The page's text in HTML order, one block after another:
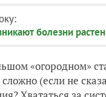
болезни
«огородном»
сложно (если не